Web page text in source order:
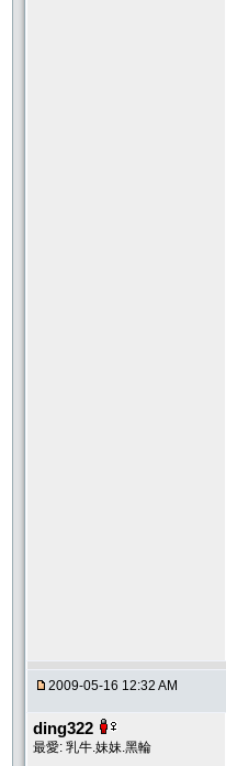
2009-05-16 12:32 AM
ding322
最愛: 乳牛.妹妹.黑輪